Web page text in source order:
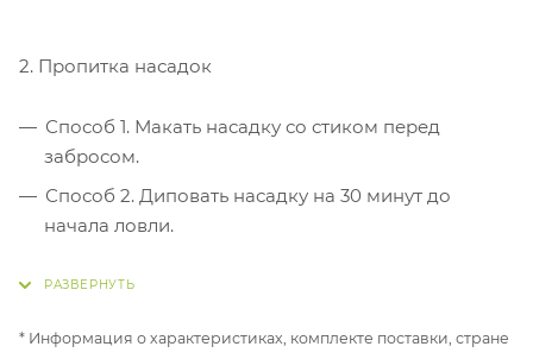
2. Пропитка насадок
Способ 1. Макать насадку со стиком перед
забросом.
Способ 2. Диповать насадку на 30 минут до
начала ловли.
Можно смешивать CSL с другими дипами.
* Информация о характеристиках, комплекте поставки, стране